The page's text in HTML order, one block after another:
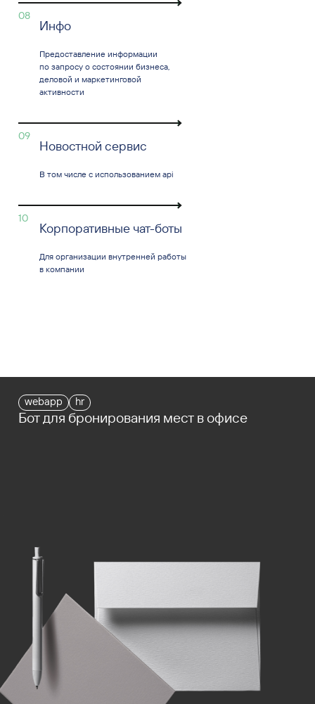
08
Инфо
Предоставление информации
по запросу о состоянии бизнеса,
деловой и маркетинговой
активности
09
Новостной сервис
В том числе с использованием api
10
Корпоративные чат-боты
Для организации внутренней работы
в компании
webapp hr
Бот для бронирования мест в офисе